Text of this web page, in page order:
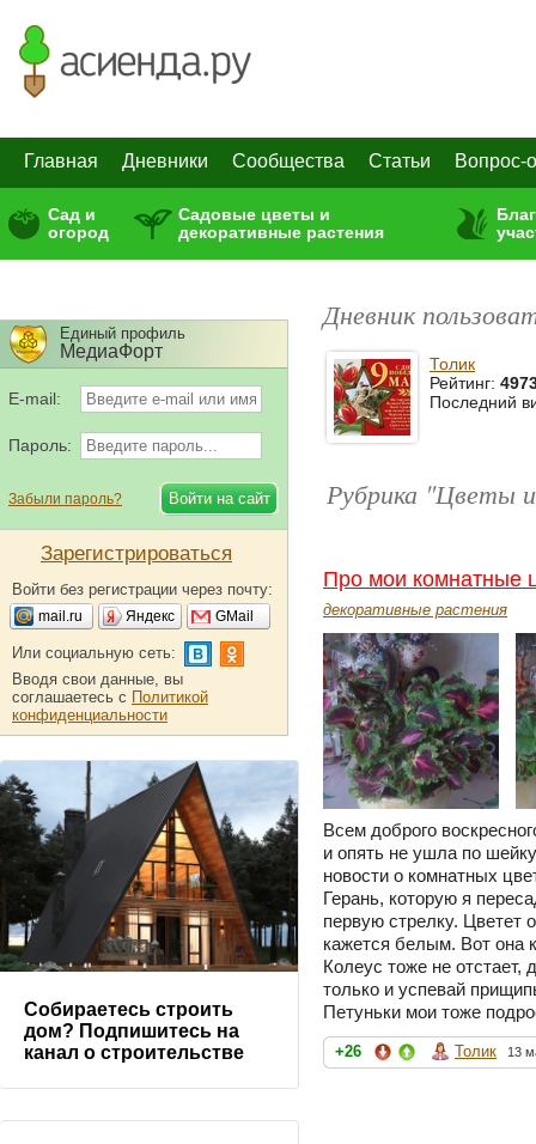
Главная Дневники Сообщества Статьи Вопрос-
Сад и
огород
Садовые цветы и
декоративные растения
Дневник
Толик
Рейтинг:
Последний
Рубрика "Цветы
Про мои комнатные
декоративные растения
Всем доброго
и опять не ушла по
новости о комнатных
Герань, которую я
первую стрелку. Цветет
кажется белым. Вот она
Колеус тоже не отстает,
только и успевай
Петуньки мои тоже
+26 Толик 13
Единый профиль
МедиаФорт
E-mail:
Пароль:
Забыли пароль?
Зарегистрироваться
Войти без регистрации через почту:
mail.ru Яндекс GMail
Или социальную сеть:
Вводя свои данные, вы
соглашаетесь с Политикой
конфиденциальности
Собираетесь строить
дом? Подпишитесь на
канал о строительстве